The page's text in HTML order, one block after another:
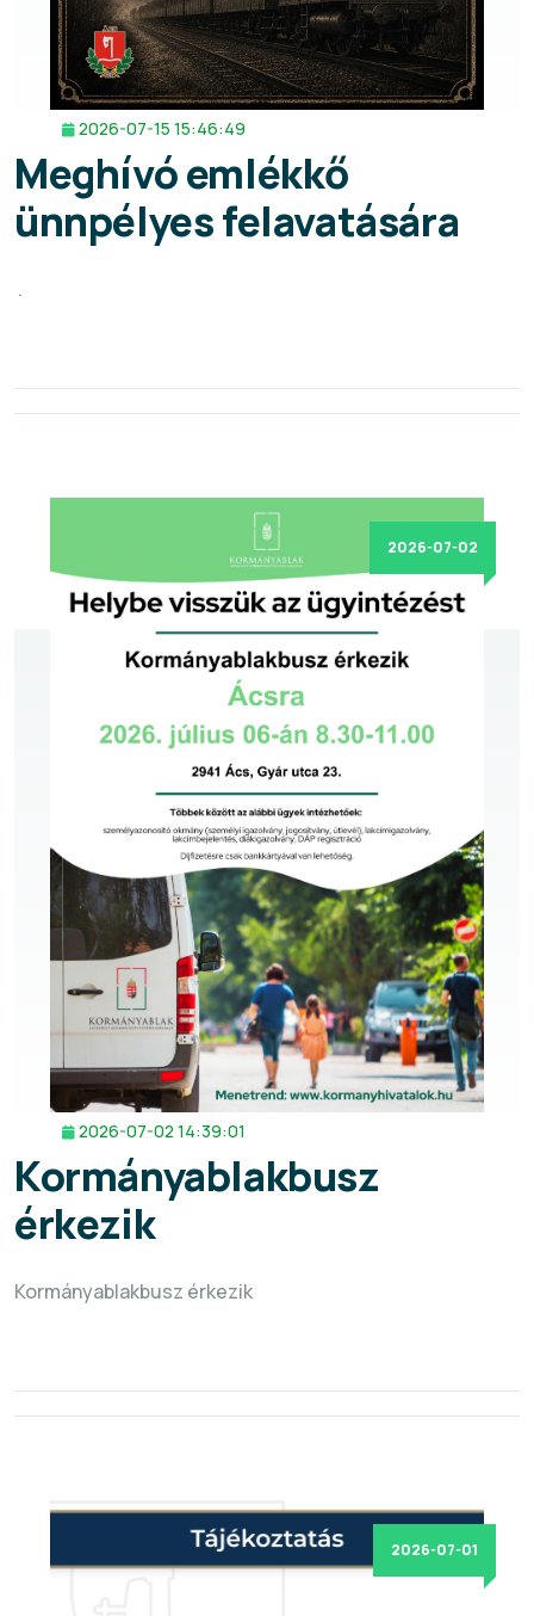
2026-07-15 15:46:49
Meghívó emlékkő
ünnpélyes felavatására
.
2026-07-02
2026-07-02 14:39:01
Kormányablakbusz
érkezik
Kormányablakbusz érkezik
2026-07-01